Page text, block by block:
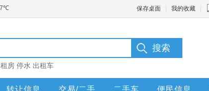
保存桌面 我的收藏
租房 停水 出租车
转让信息 交易/二手 二手车 便民信息